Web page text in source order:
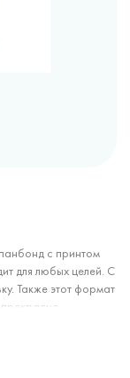
с принтом
для любых целей. С
Также этот формат
чрезвычайно
стойко держат